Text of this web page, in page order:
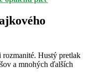
Hustý pretlak
a mnohých ďalších